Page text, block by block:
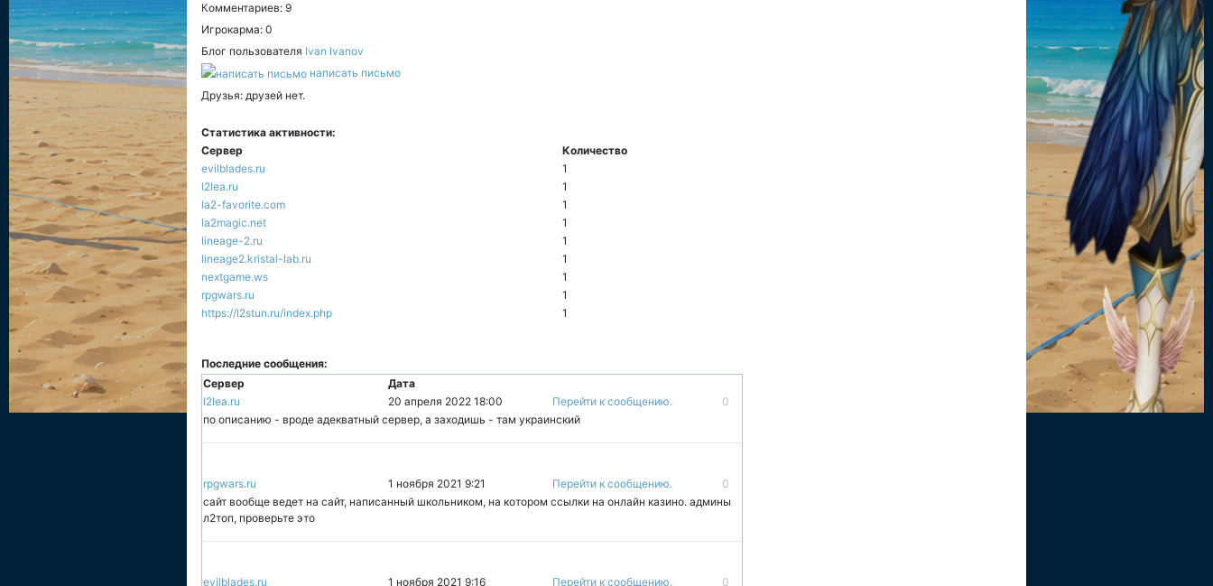
Комментариев: 9
Игрокарма: 0
Блог пользователя Ivan Ivanov
написать письмо
Друзья: друзей нет.
Статистика активности:
Сервер
Количество
evilblades.ru
1
l2lea.ru
1
la2-favorite.com
1
la2magic.net
1
lineage-2.ru
1
lineage2.kristal-lab.ru
1
nextgame.ws
1
rpgwars.ru
1
https://l2stun.ru/index.php
1
Последние сообщения:
Сервер
Дата
l2lea.ru
20 апреля 2022 18:00 Перейти к сообщению.
0
по описанию - вроде адекватный сервер, а заходишь - там украинский
rpgwars.ru 1 ноября 2021 9:21 Перейти к сообщению.
0
сайт вообще ведет на сайт, написанный школьником, на котором ссылки на онлайн казино. админы
л2топ, проверьте это
evilblades.ru 1 ноября 2021 9:16 Перейти к сообщению.
0